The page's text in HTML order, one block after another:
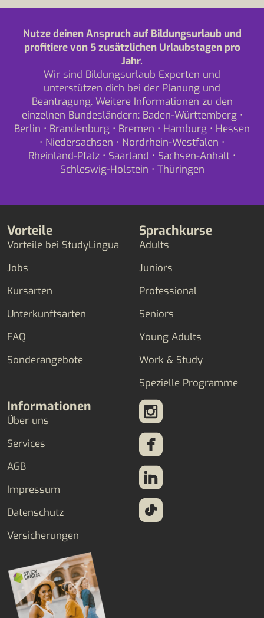
Nutze deinen Anspruch auf Bildungsurlaub und
profitiere von 5 zusätzlichen Urlaubstagen pro
Jahr.
Wir sind Bildungsurlaub Experten und
unterstützen dich bei der Planung und
Beantragung. Weitere Informationen zu den
einzelnen Bundesländern: Baden-Württemberg•
Berlin • Brandenburg • Bremen • Hamburg • Hessen
• Niedersachsen • Nordrhein-Westfalen •
Rheinland-Pfalz • Saarland • Sachsen-Anhalt •
Schleswig-Holstein • Thüringen
Vorteile
Vorteile bei StudyLingua
Jobs
Kursarten
Unterkunftsarten
FAQ
Sonderangebote
Sprachkurse
Adults
Juniors
Professional
Seniors
Young Adults
Work & Study
Spezielle Programme
Informationen
Über uns
Services
AGB
Impressum
Datenschutz
Versicherungen